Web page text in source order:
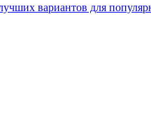
вариантов для